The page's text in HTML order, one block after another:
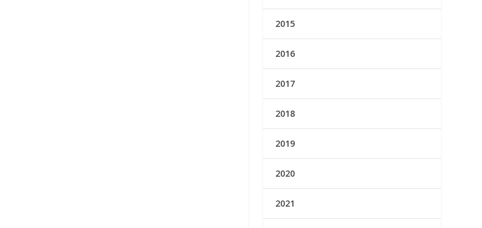
2015
2016
2017
2018
2019
2020
2021